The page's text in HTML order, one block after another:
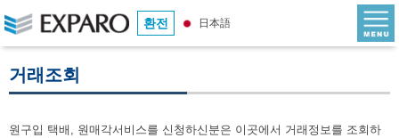
환전 日本語
거래조회
원구입 택배, 원매각서비스를 신청하신분은 이곳에서 거래정보를 조회하